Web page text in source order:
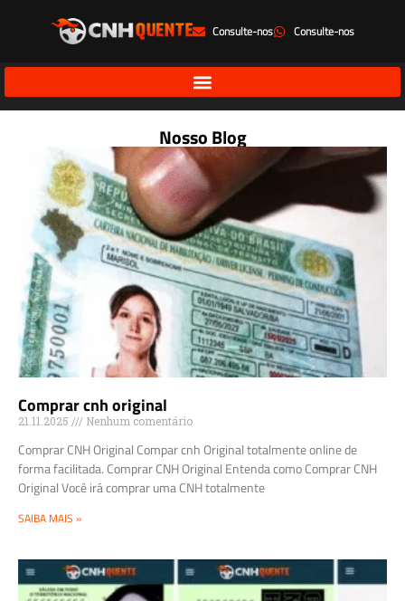
Consulte-nos Consulte-nos
Nosso Blog
Comprar cnh original
21.11.2025 Nenhum comentário
Comprar CNH Original Compar cnh Original totalmente online de
forma facilitada. Comprar CNH Original Entenda como Comprar CNH
Original Você irá comprar uma CNH totalmente
SAIBA MAIS »